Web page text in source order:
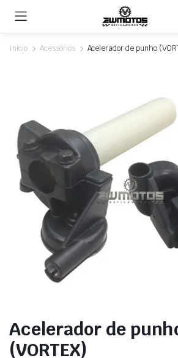
Início Acessórios Acelerador de punho
Acelerador de
(VORTEX)